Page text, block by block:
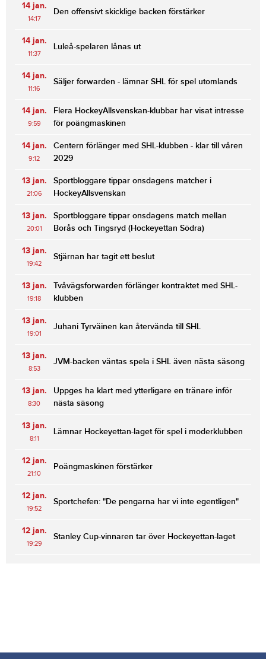
14 jan.
14:17
Den offensivt skicklige backen förstärker
14 jan.
11:37
Luleå-spelaren lånas ut
14 jan.
11:16
Säljer forwarden - lämnar SHL för spel utomlands
14 jan.
9:59
Flera HockeyAllsvenskan-klubbar har visat intresse
för poängmaskinen
14 jan.
9:12
Centern förlänger med SHL-klubben - klar till våren
2029
13 jan.
21:06
Sportbloggare tippar onsdagens matcher i
HockeyAllsvenskan
13 jan.
20:01
Sportbloggare tippar onsdagens match mellan
Borås och Tingsryd (Hockeyettan Södra)
13 jan.
19:42
Stjärnan har tagit ett beslut
13 jan.
19:18
Tvåvägsforwarden förlänger kontraktet med SHL-
klubben
13 jan.
19:01
Juhani Tyrväinen kan återvända till SHL
13 jan.
8:53
JVM-backen väntas spela i SHL även nästa säsong
13 jan.
8:30
Uppges ha klart med ytterligare en tränare inför
nästa säsong
13 jan.
8:11
Lämnar Hockeyettan-laget för spel i moderklubben
12 jan.
21:10
Poängmaskinen förstärker
12 jan.
19:52
Sportchefen: "De pengarna har vi inte egentligen"
12 jan.
19:29
Stanley Cup-vinnaren tar över Hockeyettan-laget